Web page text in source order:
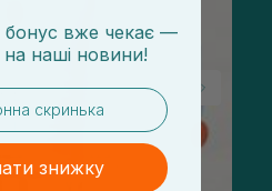
бонус вже чекає —
на наші новини!
знижку